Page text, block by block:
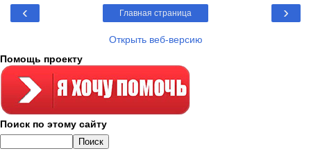
‹ ›
Главная страница
Открыть веб-версию
Помощь проекту
Поиск по этому сайту